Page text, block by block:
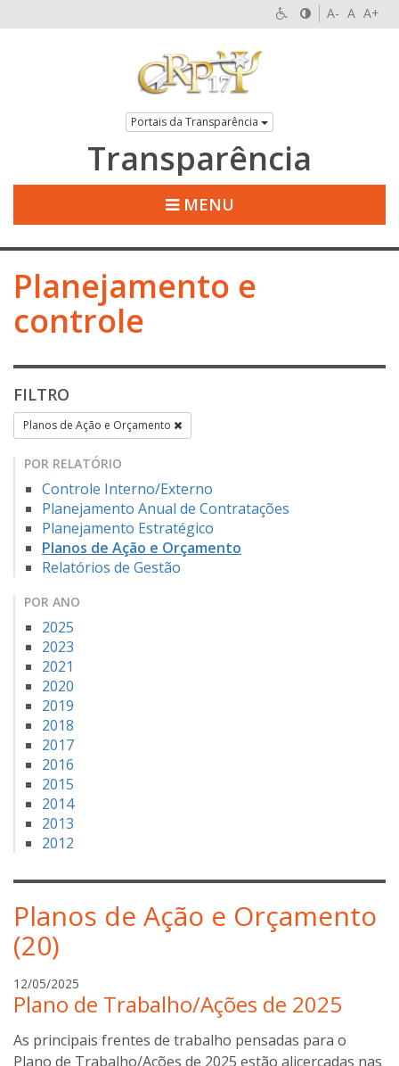
A- A A+
Portais da Transparência
Transparência
MENU
Planejamento e
controle
FILTRO
Planos de Ação e Orçamento
POR RELATÓRIO
Controle Interno/Externo
Planejamento Anual de Contratações
Planejamento Estratégico
Planos de Ação e Orçamento
Relatórios de Gestão
POR ANO
2025
2023
2021
2020
2019
2018
2017
2016
2015
2014
2013
2012
Planos de Ação e Orçamento
(20)
12/05/2025
i
d
e
Plano de Trabalho/Ações de 2025
As principais frentes de trabalho pensadas para o
Plano de Trabalho/Ações de 2025 estão alicerçadas nas